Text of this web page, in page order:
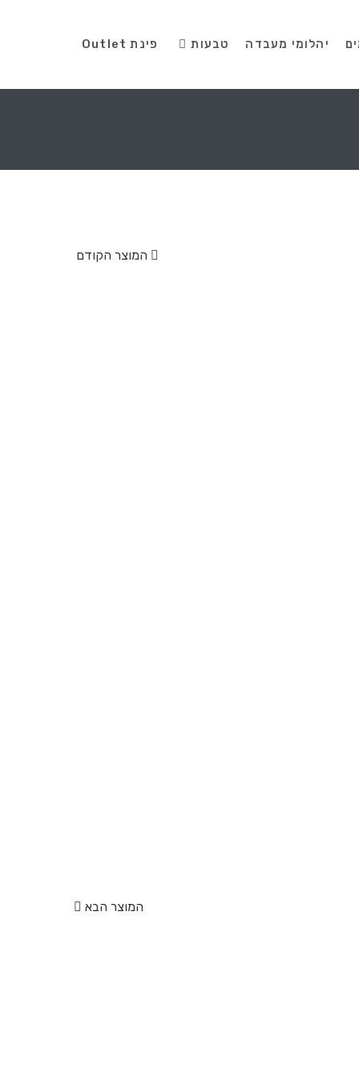
פינת Outlet טבעות יהלומי מעבדה
המוצר הקודם
המוצר הבא